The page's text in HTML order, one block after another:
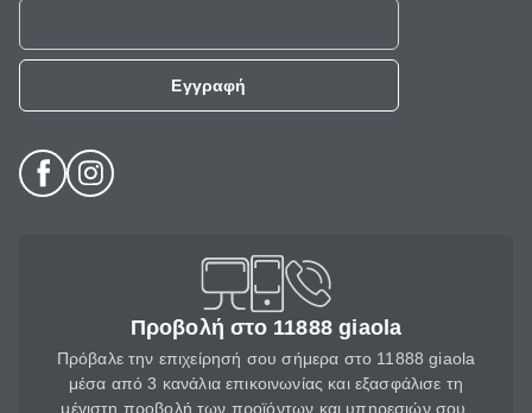
Εγγραφή
Προβολή στο 11888 giaola
Πρόβαλε την επιχείρησή σου σήμερα στο 11888 giaola
μέσα από 3 κανάλια επικοινωνίας και εξασφάλισε τη
μέγιστη προβολή των προϊόντων και υπηρεσιών σου.